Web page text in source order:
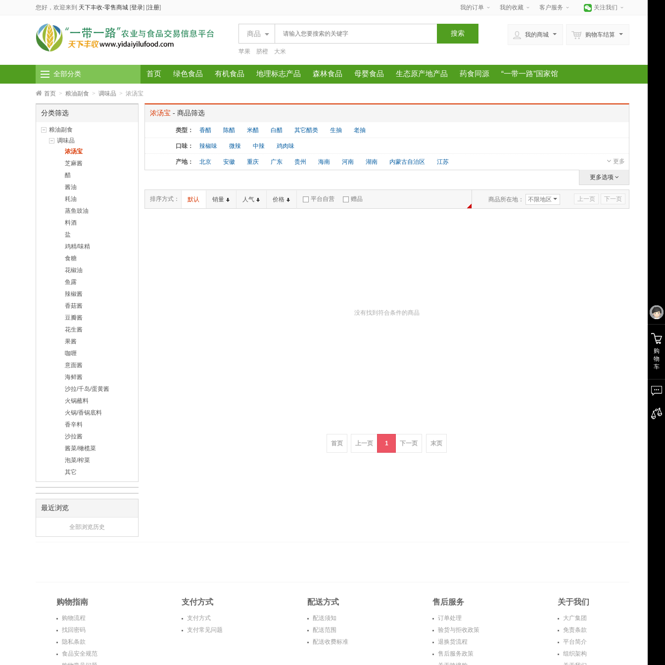
购
物
车
您好，欢迎来到 天下丰收-零售商城 [登录] [注册] 我的订单 我的收藏 客户服务 关注我们
商品 搜索
苹果 脐橙 大米
我的商城 购物车结算
全部分类 首页 绿色食品 有机食品 地理标志产品 森林食品 母婴食品 生态原产地产品 药食同源 “一带一路”国家馆
首页 > 粮油副食 > 调味品 > 浓汤宝
分类筛选
粮油副食
调味品
浓汤宝
芝麻酱
醋
酱油
耗油
蒸鱼豉油
料酒
盐
鸡精/味精
食糖
花椒油
鱼露
辣椒酱
香菇酱
豆瓣酱
花生酱
果酱
咖喱
意面酱
海鲜酱
沙拉/千岛/蛋黄酱
火锅蘸料
火锅/香锅底料
香辛料
沙拉酱
酱菜/橄榄菜
泡菜/榨菜
其它
最近浏览
全部浏览历史
浓汤宝 - 商品筛选
类型： 香醋 陈醋 米醋 白醋 其它醋类 生抽 老抽
口味： 辣椒味 微辣 中辣 鸡肉味
产地： 北京 安徽 重庆 广东 贵州 海南 河南 湖南 内蒙古自治区 江苏 更多
更多选项
上一页 下一页
排序方式： 默认 销量 人气 价格 平台自营 赠品 商品所在地： 不限地区
没有找到符合条件的商品
首页 上一页 1 下一页 末页
购物指南
购物流程
找回密码
隐私条款
食品安全规范
支付方式
支付方式
支付常见问题
配送方式
配送须知
配送范围
配送收费标准
售后服务
订单处理
验货与拒收政策
退换货流程
售后服务政策
关于我们
大广集团
免责条款
平台简介
组织架构